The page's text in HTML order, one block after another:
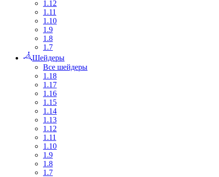
1.12
1.11
1.10
1.9
1.8
1.7
Шейдеры
Все шейдеры
1.18
1.17
1.16
1.15
1.14
1.13
1.12
1.11
1.10
1.9
1.8
1.7